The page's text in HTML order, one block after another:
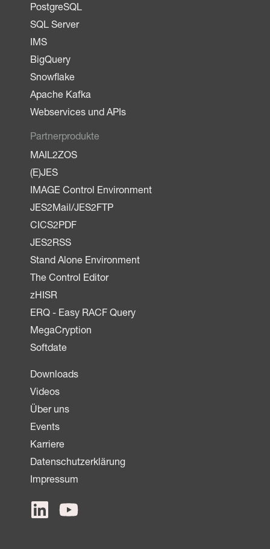
PostgreSQL
SQL Server
IMS
BigQuery
Snowflake
Apache Kafka
Webservices und APIs
Partnerprodukte
MAIL2ZOS
(E)JES
IMAGE Control Environment
JES2Mail/JES2FTP
CICS2PDF
JES2RSS
Stand Alone Environment
The Control Editor
zHISR
ERQ - Easy RACF Query
MegaCryption
Softdate
Downloads
Videos
Über uns
Events
Karriere
Datenschutzerklärung
Impressum